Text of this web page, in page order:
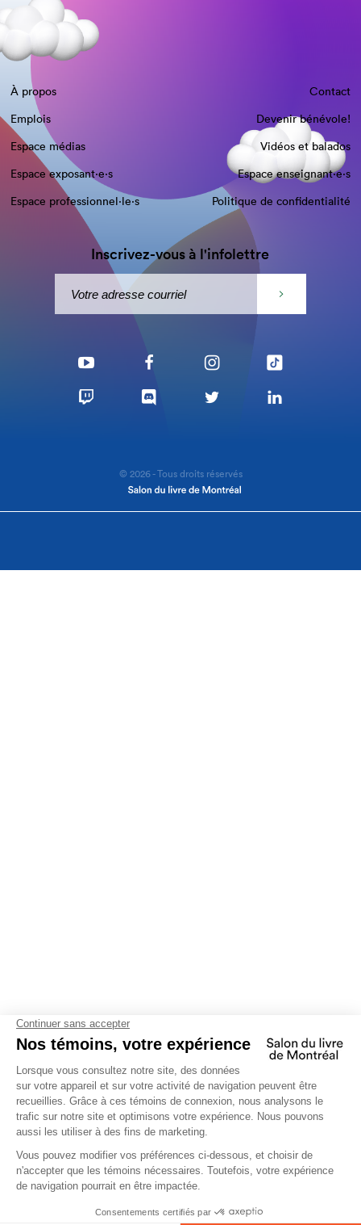
À propos
Contact
Emplois
Devenir bénévole!
Espace médias
Vidéos et balados
Espace exposant·e⋅s
Espace enseignant·e⋅s
Espace professionnel·le⋅s
Politique de confidentialité
Inscrivez-vous à l'infolettre
© 2026 - Tous droits réservés